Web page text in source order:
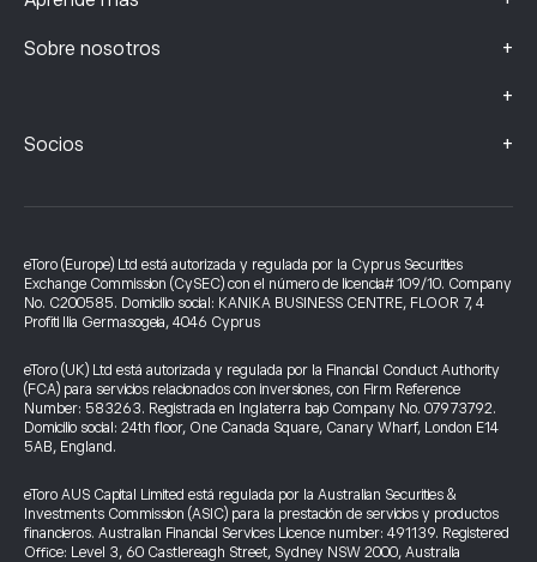
Sobre nosotros +
+
Socios +
eToro (Europe) Ltd está autorizada y regulada por la Cyprus Securities
Exchange Commission (CySEC) con el número de licencia# 109/10. Company
No. C200585. Domicilio social: KANIKA BUSINESS CENTRE, FLOOR 7, 4
Profiti Ilia Germasogeia, 4046 Cyprus
eToro (UK) Ltd está autorizada y regulada por la Financial Conduct Authority
(FCA) para servicios relacionados con inversiones, con Firm Reference
Number: 583263. Registrada en Inglaterra bajo Company No. 07973792.
Domicilio social: 24th floor, One Canada Square, Canary Wharf, London E14
5AB, England.
eToro AUS Capital Limited está regulada por la Australian Securities &
Investments Commission (ASIC) para la prestación de servicios y productos
financieros. Australian Financial Services Licence number: 491139. Registered
Office: Level 3, 60 Castlereagh Street, Sydney NSW 2000, Australia